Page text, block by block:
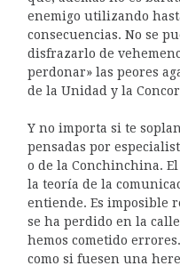
enemigo utilizando
consecuencias. No se
disfrazarlo de
perdonar» las peores
de la Unidad y la
Y no importa si te
pensadas por
o de la Conchinchina.
la teoría de la
entiende. Es imposible
se ha perdido en la
hemos cometido
como si fuesen una